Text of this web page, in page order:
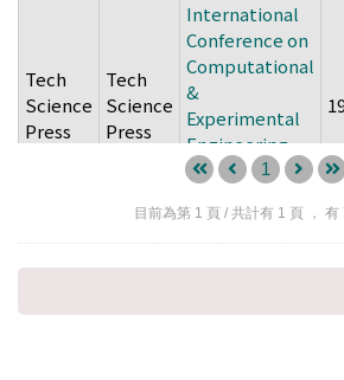
Tech
Science
Press
Tech
Science
Press
International
Conference on
Computational
&
Experimental
Engineering
and Sciences
Tech
Science
Tech
Science
(MCB)
1
目前為第 1 頁 / 共計有 1 頁 ， 有